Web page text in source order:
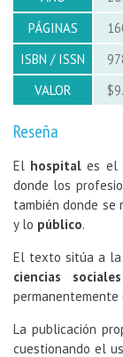
PÁGINAS
ISBN / ISSN
VALOR
Reseña
El hospital es el
donde los
también donde se
y lo público.
El texto sitúa a la
ciencias sociales
permanentemente
La publicación
cuestionando el